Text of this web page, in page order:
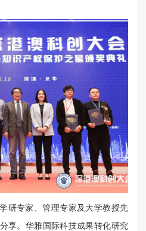
研专家、管理专家及大学教授先
享。华雅国际科技成果转化研究